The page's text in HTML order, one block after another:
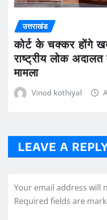
उत्तराखंड
कोर्ट के चक्कर होंगे
राष्ट्रीय लोक
मामला
Vinod kothiyal
LEAVE A
Your email address will
Required fields are